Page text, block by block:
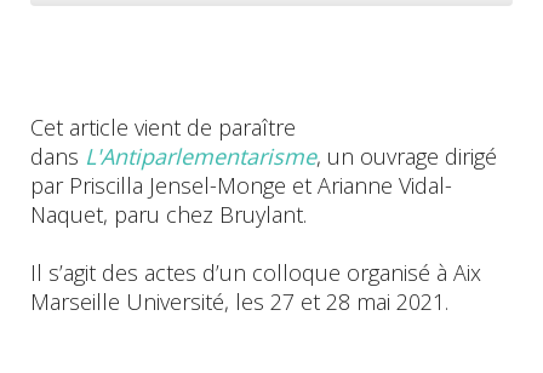
Cet article vient de paraître
dans L'Antiparlementarisme, un ouvrage dirigé
par Priscilla Jensel-Monge et Arianne Vidal-
Naquet, paru chez Bruylant.
Il s’agit des actes d’un colloque organisé à Aix
Marseille Université, les 27 et 28 mai 2021.